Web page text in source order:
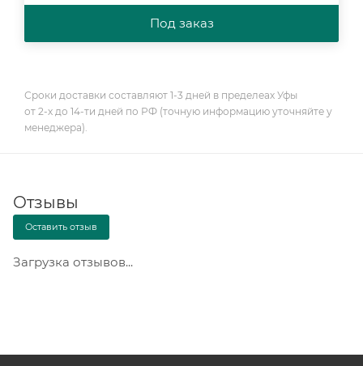
Под заказ
Сроки доставки составляют 1-3 дней в пределеах Уфы
от 2-х до 14-ти дней по РФ (точную информацию уточняйте у
менеджера).
Отзывы
Оставить отзыв
Загрузка отзывов...